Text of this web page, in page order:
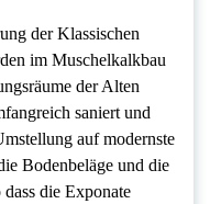
der Klassischen
im Muschelkalkbau
der Alten
saniert und
auf modernste
Bodenbeläge und die
die Exponate